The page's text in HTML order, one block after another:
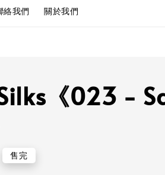
絡我們 關於我們
《023 -
售完